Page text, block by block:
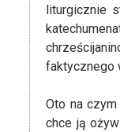
liturgicznie
faktycznego
Oto na
chce ją